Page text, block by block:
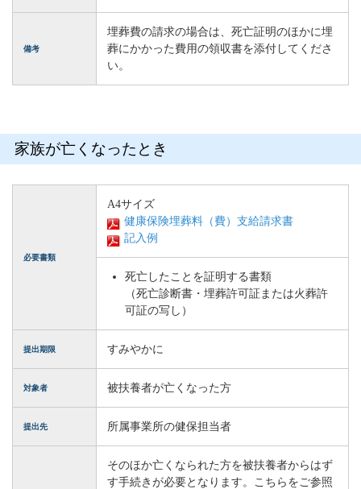
備考
埋葬費の請求の場合は、死亡証明のほかに埋
葬にかかった費用の領収書を添付してくださ
い。
家族が亡くなったとき
必要書類
A4サイズ
健康保険埋葬料（費）支給請求書
記入例
死亡したことを証明する書類
（死亡診断書・埋葬許可証または火葬許
可証の写し）
提出期限 すみやかに
対象者 被扶養者が亡くなった方
提出先 所属事業所の健保担当者
そのほか亡くなられた方を被扶養者からはず
す手続きが必要となります。こちらをご参照